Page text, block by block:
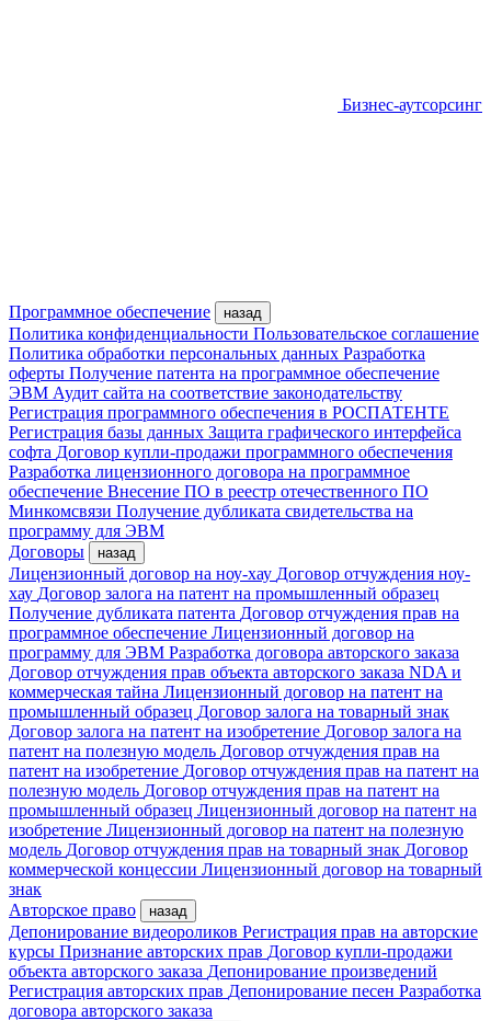
Бизнес-аутсорсинг
Программное обеспечение назад
Политика конфиденциальности Пользовательское соглашение
Политика обработки персональных данных Разработка
оферты Получение патента на программное обеспечение
ЭВМ Аудит сайта на соответствие законодательству
Регистрация программного обеспечения в РОСПАТЕНТЕ
Регистрация базы данных Защита графического интерфейса
софта Договор купли-продажи программного обеспечения
Разработка лицензионного договора на программное
обеспечение Внесение ПО в реестр отечественного ПО
Минкомсвязи Получение дубликата свидетельства на
программу для ЭВМ
Договоры
назад
Лицензионный договор на ноу-хау Договор отчуждения ноу-
хау Договор залога на патент на промышленный образец
Получение дубликата патента Договор отчуждения прав на
программное обеспечение Лицензионный договор на
программу для ЭВМ Разработка договора авторского заказа
Договор отчуждения прав объекта авторского заказа NDA и
коммерческая тайна Лицензионный договор на патент на
промышленный образец Договор залога на товарный знак
Договор залога на патент на изобретение Договор залога на
патент на полезную модель Договор отчуждения прав на
патент на изобретение Договор отчуждения прав на патент на
полезную модель Договор отчуждения прав на патент на
промышленный образец Лицензионный договор на патент на
изобретение Лицензионный договор на патент на полезную
модель Договор отчуждения прав на товарный знак Договор
коммерческой концессии Лицензионный договор на товарный
знак
Авторское право
назад
Депонирование видеороликов Регистрация прав на авторские
курсы Признание авторских прав Договор купли-продажи
объекта авторского заказа Депонирование произведений
Регистрация авторских прав Депонирование песен Разработка
договора авторского заказа